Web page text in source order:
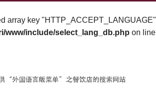
array key "HTTP_ACCEPT_LANGUAGE"
www/include/select_lang_db.php on line